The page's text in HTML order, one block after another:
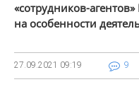
«сотрудников-
на особенности
27.09.2021 09:19 9